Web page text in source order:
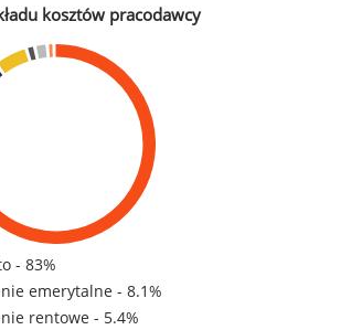
kosztów pracodawcy
- 83%
emerytalne - 8.1%
rentowe - 5.4%